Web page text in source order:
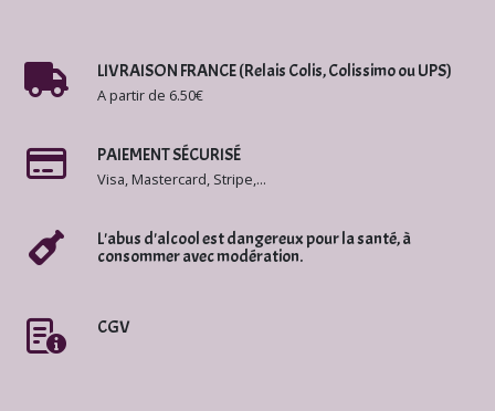
LIVRAISON FRANCE (Relais Colis, Colissimo ou UPS)
A partir de 6.50€
PAIEMENT SÉCURISÉ
Visa, Mastercard, Stripe,...
L'abus d'alcool est dangereux pour la santé, à
consommer avec modération.
CGV
d'Aix-
en-
(10)
d'Aix-
en-
(4)